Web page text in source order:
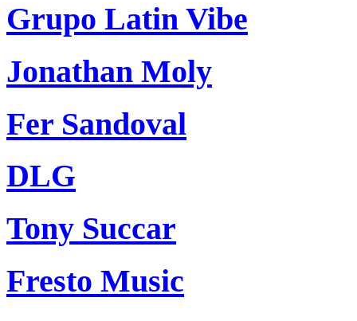
Grupo Latin Vibe
Jonathan Moly
Fer Sandoval
DLG
Tony Succar
Fresto Music